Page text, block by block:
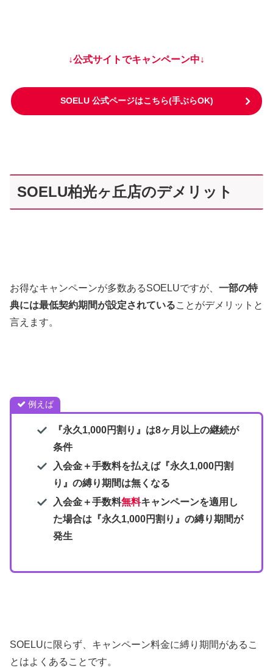
↓公式サイトでキャンペーン中↓
SOELU 公式ページはこちら(手ぶらOK)
SOELU柏光ヶ丘店のデメリット
お得なキャンペーンが多数あるSOELUですが、 一部の特
典には最低契約期間が設定されていることがデメリットと
言えます。
例えば
『永久1,000円割り』は8ヶ月以上の継続が
条件
入会金＋手数料を払えば『永久1,000円割
り』 の縛り期間は無くなる
入会金＋手数料無料キャンペーンを適用し
た場合は 『永久1,000円割り』 の縛り期間が
発生
SOELUに限らず、キャンペーン料金に縛り期間があるこ
とはよくあることです。